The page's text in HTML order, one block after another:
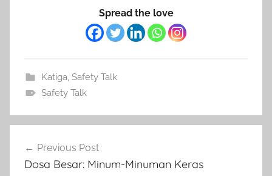
Spread the love
Katiga, Safety Talk
Safety Talk
navigation
Previous Post
Dosa Besar: Minum-Minuman Keras